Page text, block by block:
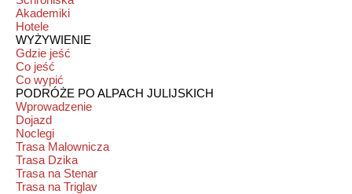
Akademiki
Hotele
WYŻYWIENIE
Gdzie jeść
Co jeść
Co wypić
PODRÓŻE PO ALPACH JULIJSKICH
Wprowadzenie
Dojazd
Noclegi
Trasa Malownicza
Trasa Dzika
Trasa na Stenar
Trasa na Triglav